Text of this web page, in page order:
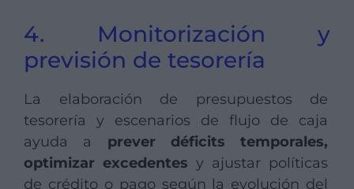
4. Monitorización y
previsión de tesorería
La elaboración de presupuestos de
tesorería y escenarios de flujo de caja
ayuda a prever déficits temporales,
optimizar excedentesy ajustar políticas
de crédito o pago según la evolución del